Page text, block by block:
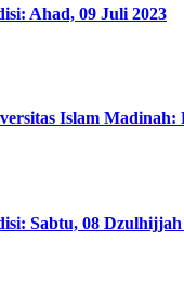
Ahad, 09 Juli 2023
Islam Madinah:
Sabtu, 08 Dzulhijjah